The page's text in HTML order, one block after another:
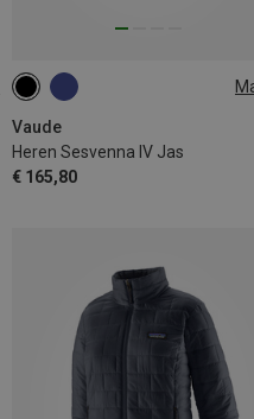
Vaude
Heren Sesvenna IV Jas
€ 165,80
S M
3XL